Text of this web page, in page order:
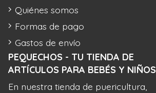
PEQUECHOS - TU TIENDA DE
ARTÍCULOS PARA BEBÉS Y NIÑOS
En nuestra tienda de puericultura,
Quiénes somos
Formas de pago
Gastos de envío